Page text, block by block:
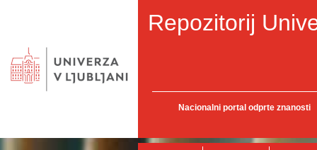
Repozitorij
Nacionalni portal odprte znanosti